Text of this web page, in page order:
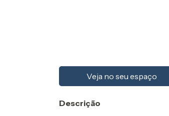
Veja no seu espaço
Descrição